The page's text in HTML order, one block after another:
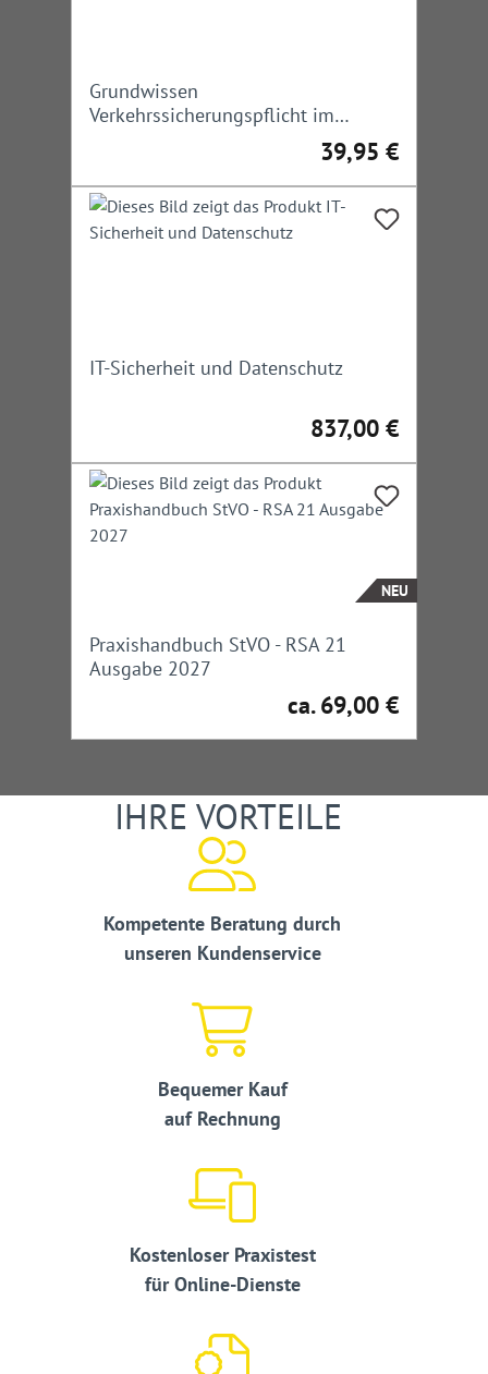
Grundwissen
Verkehrssicherungspflicht im
Regulärer Preis:
39,95 €
IT-Sicherheit und Datenschutz
Regulärer Preis:
837,00 €
NEU
Praxishandbuch StVO - RSA 21
Ausgabe 2027
Regulärer Preis:
ca. 69,00 €
IHRE VORTEILE
Kompetente Beratung durch
unseren Kundenservice
Bequemer Kauf
auf Rechnung
Kostenloser Praxistest
für Online-Dienste